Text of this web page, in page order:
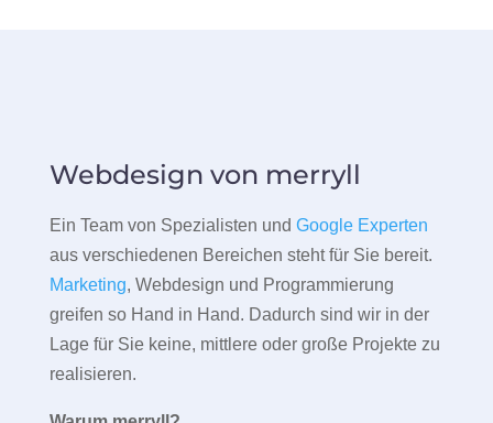
Webdesign von merryll
Ein Team von Spezialisten und Google Experten
aus verschiedenen Bereichen steht für Sie bereit.
Marketing, Webdesign und Programmierung
greifen so Hand in Hand. Dadurch sind wir in der
Lage für Sie keine, mittlere oder große Projekte zu
realisieren.